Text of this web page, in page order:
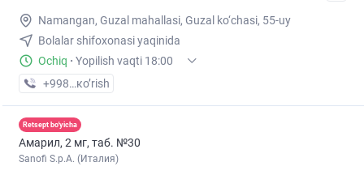
Namangan, Guzal mahallasi, Guzal ko‘chasi, 55-uy
Bolalar shifoxonasi yaqinida
Ochiq · Yopilish vaqti 18:00
+998 (91) XXX-XX-XX
кo’rish
Retsept bo'yicha
Амарил, 2 мг, таб. №30
Sanofi S.p.A. (Италия)